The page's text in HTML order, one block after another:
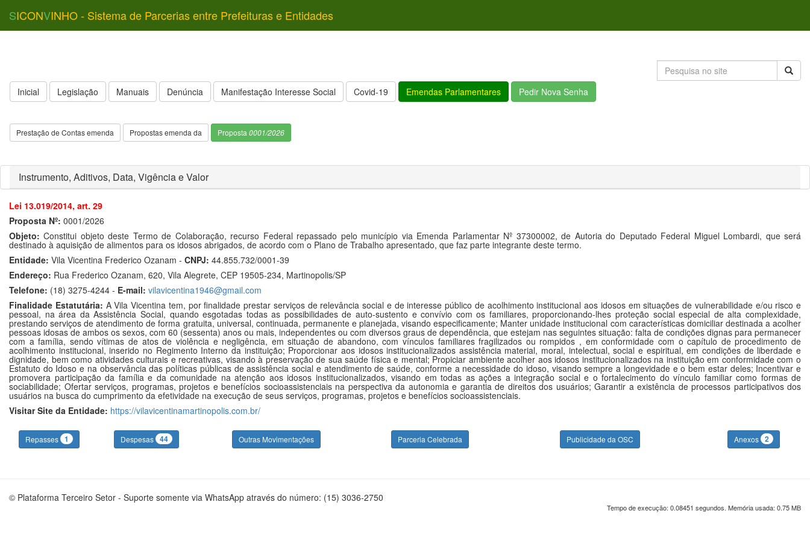
SICONVINHO - Sistema de Parcerias entre Prefeituras e Entidades
Inicial Legislação Manuais Denúncia Manifestação Interesse Social Covid-19 Emendas Parlamentares Pedir Nova Senha
Prestação de Contas emenda Propostas emenda da Proposta 0001/2026
Instrumento, Aditivos, Data, Vigência e Valor
Lei 13.019/2014, art. 29
Proposta Nº: 0001/2026
Objeto: Constitui objeto deste Termo de Colaboração, recurso Federal repassado pelo município via Emenda Parlamentar Nº 37300002, de Autoria do Deputado Federal Miguel Lombardi, que será
destinado à aquisição de alimentos para os idosos abrigados, de acordo com o Plano de Trabalho apresentado, que faz parte integrante deste termo.
Entidade: Vila Vicentina Frederico Ozanam - CNPJ: 44.855.732/0001-39
Endereço: Rua Frederico Ozanam, 620, Vila Alegrete, CEP 19505-234, Martinopolis/SP
Telefone: (18) 3275-4244 - E-mail: vilavicentina1946@gmail.com
Finalidade Estatutária: A Vila Vicentina tem, por finalidade prestar serviços de relevância social e de interesse público de acolhimento institucional aos idosos em situações de vulnerabilidade e/ou risco e
pessoal, na área da Assistência Social, quando esgotadas todas as possibilidades de auto-sustento e convívio com os familiares, proporcionando-lhes proteção social especial de alta complexidade,
prestando serviços de atendimento de forma gratuita, universal, continuada, permanente e planejada, visando especificamente; Manter unidade institucional com características domiciliar destinada a acolher
pessoas idosas de ambos os sexos, com 60 (sessenta) anos ou mais, independentes ou com diversos graus de dependência, que estejam nas seguintes situação: falta de condições dignas para permanecer
com a família, sendo vítimas de atos de violência e negligência, em situação de abandono, com vínculos familiares fragilizados ou rompidos , em conformidade com o capítulo de procedimento de
acolhimento institucional, inserido no Regimento Interno da instituição; Proporcionar aos idosos institucionalizados assistência material, moral, intelectual, social e espiritual, em condições de liberdade e
dignidade, bem como atividades culturais e recreativas, visando à preservação de sua saúde física e mental; Propiciar ambiente acolher aos idosos institucionalizados na instituição em conformidade com o
Estatuto do Idoso e na observância das políticas públicas de assistência social e atendimento de saúde, conforme a necessidade do idoso, visando sempre a longevidade e o bem estar deles; Incentivar e
promovera participação da família e da comunidade na atenção aos idosos institucionalizados, visando em todas as ações a integração social e o fortalecimento do vínculo familiar como formas de
sociabilidade; Ofertar serviços, programas, projetos e benefícios socioassistenciais na perspectiva da autonomia e garantia de direitos dos usuários; Garantir a existência de processos participativos dos
usuários na busca do cumprimento da efetividade na execução de seus serviços, programas, projetos e benefícios socioassistenciais.
Visitar Site da Entidade: https://vilavicentinamartinopolis.com.br/
Repasses 1 Despesas 44 Outras Movimentações Parceria Celebrada Publicidade da OSC Anexos 2
© Plataforma Terceiro Setor - Suporte somente via WhatsApp através do número: (15) 3036-2750
Tempo de execução: 0.08451 segundos. Memória usada: 0.75 MB